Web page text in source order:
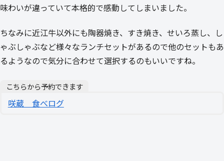
味わいが違っていて本格的で感動してしまいました。
ちなみに近江牛以外にも陶器焼き、すき焼き、せいろ蒸し、し
ゃぶしゃぶなど様々なランチセットがあるので他のセットもあ
るようなので気分に合わせて選択するのもいいですね。
こちらから予約できます
咲蔵 食べログ